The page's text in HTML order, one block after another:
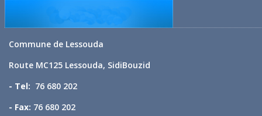
Commune de Lessouda
Route MC125 Lessouda, SidiBouzid
- Tel: 76 680 202
- Fax: 76 680 202